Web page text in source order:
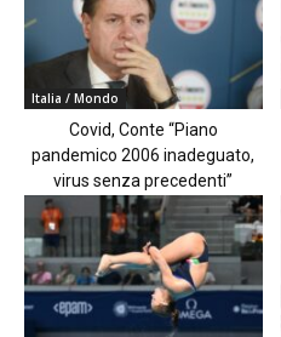
Italia / Mondo
Covid, Conte “Piano
pandemico 2006 inadeguato,
virus senza precedenti”